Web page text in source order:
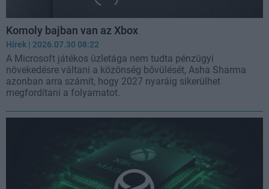
Komoly bajban van az Xbox
Hírek | 2026.07.30 08:22
A Microsoft játékos üzletága nem tudta pénzügyi
növekedésre váltani a közönség bővülését, Asha Sharma
azonban arra számít, hogy 2027 nyaráig sikerülhet
megfordítani a folyamatot.